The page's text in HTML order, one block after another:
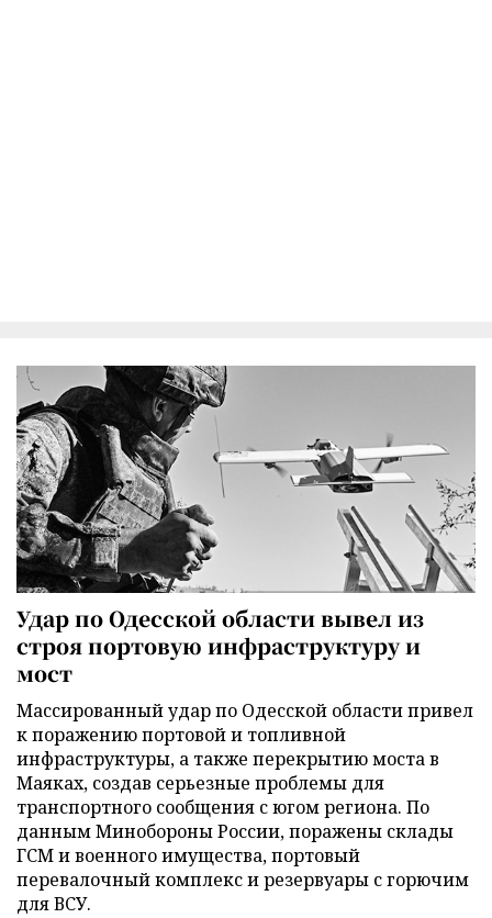
Удар по Одесской области вывел из
строя портовую инфраструктуру и
мост
Массированный удар по Одесской области привел
к поражению портовой и топливной
инфраструктуры, а также перекрытию моста в
Маяках, создав серьезные проблемы для
транспортного сообщения с югом региона. По
данным Минобороны России, поражены склады
ГСМ и военного имущества, портовый
перевалочный комплекс и резервуары с горючим
для ВСУ.